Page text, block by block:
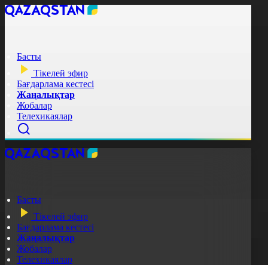
Басты
Тікелей эфир
Бағдарлама кестесі
Жаңалықтар
Жобалар
Телехикаялар
Басты
Тікелей эфир
Бағдарлама кестесі
Жаңалықтар
Жобалар
Телехикаялар